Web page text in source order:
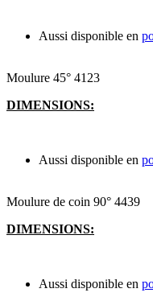
Aussi disponible en
Moulure 45° 4123
DIMENSIONS:
Aussi disponible en
Moulure de coin 90° 4439
DIMENSIONS:
Aussi disponible en